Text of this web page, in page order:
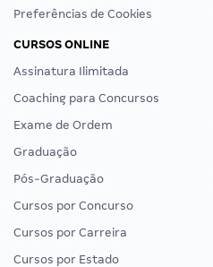
Preferências de Cookies
CURSOS ONLINE
Assinatura Ilimitada
Coaching para Concursos
Exame de Ordem
Graduação
Pós-Graduação
Cursos por Concurso
Cursos por Carreira
Cursos por Estado